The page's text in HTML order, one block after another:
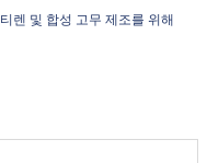
렌 및 합성 고무 제조를 위해